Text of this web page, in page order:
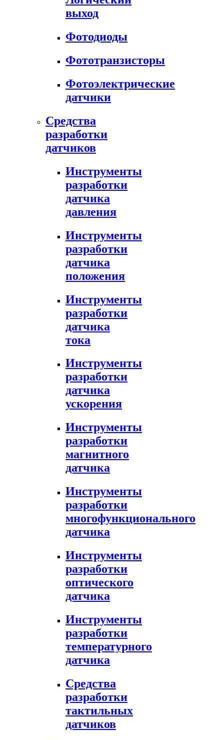
выход
Фотодиоды
Фототранзисторы
Фотоэлектрические
датчики
Средства
разработки
датчиков
Инструменты
разработки
датчика
давления
Инструменты
разработки
датчика
положения
Инструменты
разработки
датчика
тока
Инструменты
разработки
датчика
ускорения
Инструменты
разработки
магнитного
датчика
Инструменты
разработки
многофункционального
датчика
Инструменты
разработки
оптического
датчика
Инструменты
разработки
температурного
датчика
Средства
разработки
тактильных
датчиков